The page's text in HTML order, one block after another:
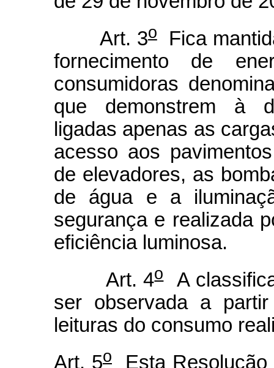
Art. 3oFica
fornecimento de
consumidoras
que demonstrem à
ligadas apenas as
acesso aos
de elevadores, as
de água e a
segurança e realizada
eficiência luminosa.
Art. 4oA
ser observada a
leituras do consumo
Art. 5o Esta